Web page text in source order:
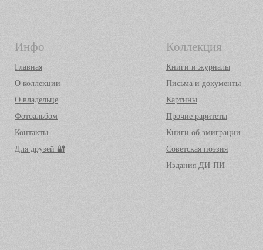
Инфо
Главная
О коллекции
О владельце
Фотоальбом
Контакты
Для друзей 🔐
Коллекция
Книги и журналы
Письма и документы
Картины
Прочие раритеты
Книги об эмиграции
Советская поэзия
Издания ДИ-ПИ